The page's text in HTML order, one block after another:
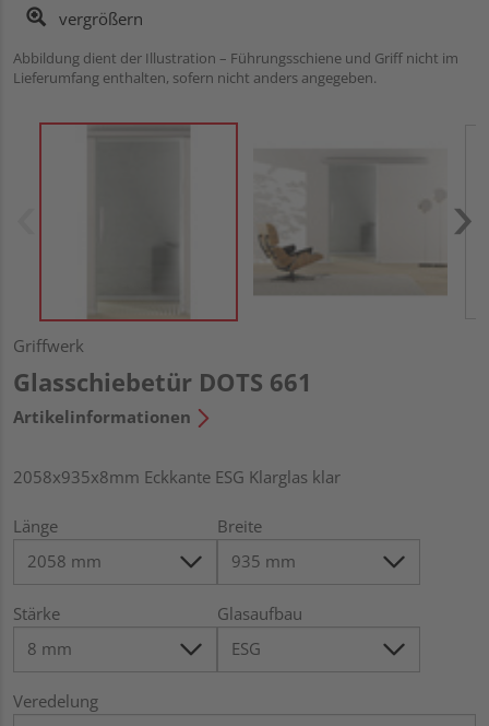
vergrößern
Abbildung dient der Illustration – Führungsschiene und Griff nicht im
Lieferumfang enthalten, sofern nicht anders angegeben.
Griffwerk
Glasschiebetür DOTS 661
Artikelinformationen
2058x935x8mm Eckkante ESG Klarglas klar
Länge Breite
Stärke Glasaufbau
Veredelung